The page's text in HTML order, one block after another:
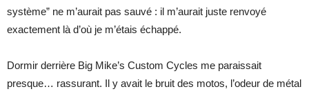
système” ne m’aurait pas sauvé : il m’aurait juste renvoyé
exactement là d’où je m’étais échappé.
Dormir derrière Big Mike’s Custom Cycles me paraissait
presque… rassurant. Il y avait le bruit des motos, l’odeur de métal